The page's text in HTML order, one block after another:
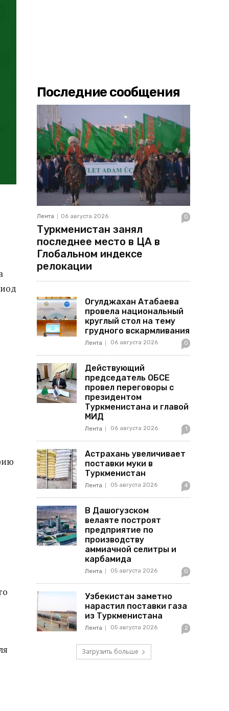
Последние сообщения
Лента 06 августа 2026 0
Туркменистан занял
последнее место в ЦА в
Глобальном индексе
релокации
Огулджахан Атабаева
провела национальный
круглый стол на тему
грудного вскармливания
Лента 06 августа 2026 0
Действующий
председатель ОБСЕ
провел переговоры с
президентом
Туркменистана и главой
МИД
Лента 06 августа 2026 1
Астрахань увеличивает
поставки муки в
Туркменистан
Лента 05 августа 2026 4
В Дашогузском
велаяте построят
предприятие по
производству
аммиачной селитры и
карбамида
Лента 05 августа 2026 0
Узбекистан заметно
нарастил поставки газа
из Туркменистана
Лента 05 августа 2026 2
Загрузить больше